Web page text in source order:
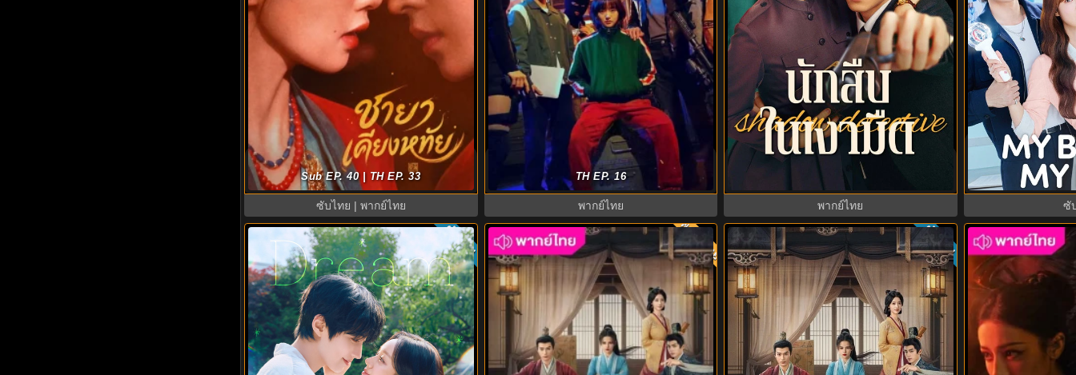
The First Jasmine ชายาเคียงหทัย
(2026) พากย์ไทย EP.1-40
Sub EP. 40 | TH EP. 33
ซับไทย | พากย์ไทย
ดูซีรี่ย์ A Shop for Killers 2 ร้านลับนักฆ่า
ซีซัน 2 (2026) ซับไทย-พากย์ไทย
TH EP. 16
พากย์ไทย
Shadow Detective นักสืบในเงามืด
(2025) พากย์ไทย ซับไทย EP.1-24
พากย์ไทย
My Bias, My
ประธานบริษัท
ซั
ซับไทย 8.0 พากย์ไทย ซับไทย 8.0